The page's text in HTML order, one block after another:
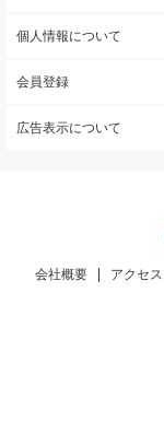
個人情報について
会員登録
広告表示について
会社概要 アクセス